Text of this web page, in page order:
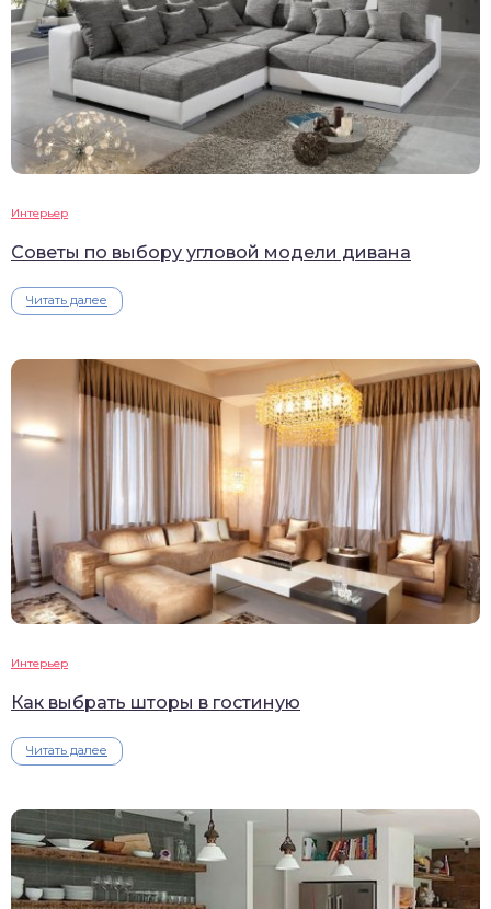
Интерьер
Советы по выбору угловой модели дивана
Читать далее
Интерьер
Как выбрать шторы в гостиную
Читать далее